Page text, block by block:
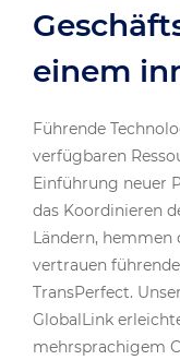
einem
Führende
verfügbaren
Einführung neuer
das Koordinieren
Ländern, hemmen
vertrauen
TransPerfect.
GlobalLink
mehrsprachigem